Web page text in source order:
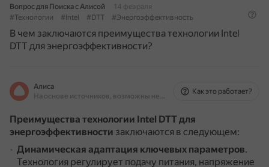
Вопрос для Поиска с Алисой
14 февраля
#Технологии
#Intel #DTT #Энергоэффективность
В чем заключаются преимущества технологии Intel
DTT для энергоэффективности?
Алиса
На основе источников, возможны неточности
Как это работает?
Преимущества технологии Intel DTT для
энергоэффективности заключаются в следующем:
Динамическая адаптация ключевых параметров.
Технология регулирует подачу питания, напряжение